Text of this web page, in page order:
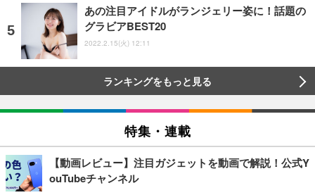
あの注目アイドルがランジェリー姿に！話題の
グラビアBEST20
2022.2.15(火) 12:11
ランキングをもっと見る
特集・連載
【動画レビュー】注目ガジェットを動画で解説！公式Y
ouTubeチャンネル